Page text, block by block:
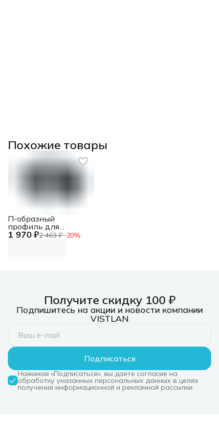
Похожие товары
1 970 ₽2 463 ₽−20%
П-образный
профиль для
защиты кромок, для
Получите скидку 100 ₽
Подпишитесь на акции и новости компании
VISTLAN
Подписаться
Нажимая «Подписаться», вы даете согласие на
обработку указанных персональных данных в целях
получения информационной и рекламной рассылки